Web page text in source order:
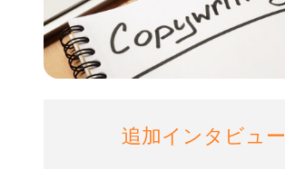
追加インタビュー